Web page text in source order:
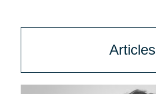
Articles